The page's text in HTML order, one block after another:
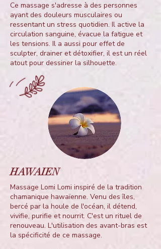
Ce massage s'adresse à des personnes
ayant des douleurs musculaires ou
ressentant un stress quotidien. Il active la
circulation sanguine, évacue la fatigue et
les tensions. Il a aussi pour effet de
sculpter, drainer et détoxifier, il est un réel
atout pour dessiner la silhouette.
HAWAIEN
​Massage Lomi Lomi inspiré de la tradition
chamanique hawaïenne. Venu des îles,
bercé par la houle de l'océan, il détend,
vivifie, purifie et nourrit. C'est un rituel de
renouveau. L'utilisation des avant-bras est
la spécificité de ce massage.